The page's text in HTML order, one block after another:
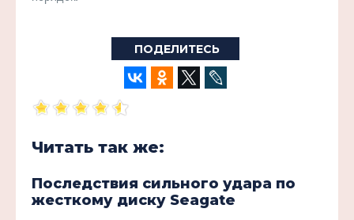
ПОДЕЛИТЕСЬ
Читать так же:
Последствия сильного удара по
жесткому диску Seagate